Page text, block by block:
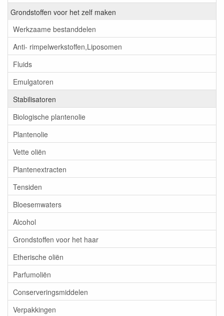
Grondstoffen voor het zelf maken
Werkzaame bestanddelen
Anti- rimpelwerkstoffen,Liposomen
Fluids
Emulgatoren
Stabilisatoren
Biologische plantenolie
Plantenolie
Vette oliën
Plantenextracten
Tensiden
Bloesemwaters
Alcohol
Grondstoffen voor het haar
Etherische oliën
Parfumoliën
Conserveringsmiddelen
Verpakkingen